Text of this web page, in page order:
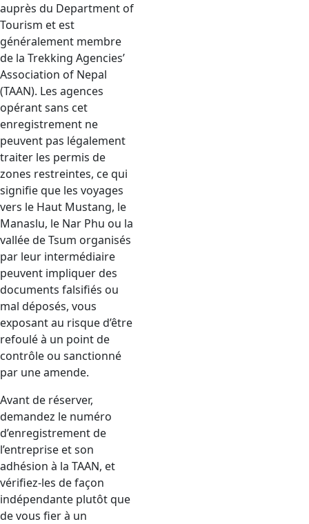
auprès du Department of
Tourism et est
généralement membre
de la Trekking Agencies’
Association of Nepal
(TAAN). Les agences
opérant sans cet
enregistrement ne
peuvent pas légalement
traiter les permis de
zones restreintes, ce qui
signifie que les voyages
vers le Haut Mustang, le
Manaslu, le Nar Phu ou la
vallée de Tsum organisés
par leur intermédiaire
peuvent impliquer des
documents falsifiés ou
mal déposés, vous
exposant au risque d’être
refoulé à un point de
contrôle ou sanctionné
par une amende.
Avant de réserver,
demandez le numéro
d’enregistrement de
l’entreprise et son
adhésion à la TAAN, et
vérifiez-les de façon
indépendante plutôt que
de vous fier à un